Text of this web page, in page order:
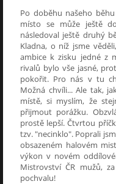
Po doběhu našeho
místo se může ještě
následoval ještě druhý
Kladna, o níž jsme
ambice k zisku jedné z
rivalů bylo vše jasné,
pokořit. Pro nás v tu
Možná chvíli... Ale tak,
místě, si myslím, že
přijmout porážku.
prostě lepší. Čtvrtou
tzv. "necinklo". Poprali
obsazeném halovém
výkon v novém
Mistrovství ČR mužů,
pochvalu!